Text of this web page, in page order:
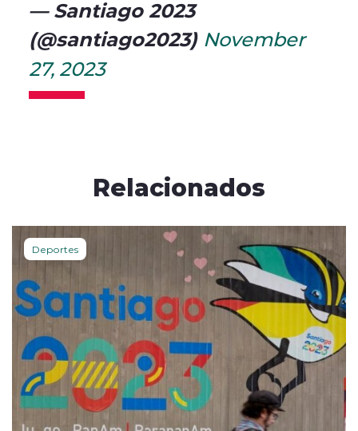
— Santiago 2023
(@santiago2023) November
27, 2023
Relacionados
Deportes